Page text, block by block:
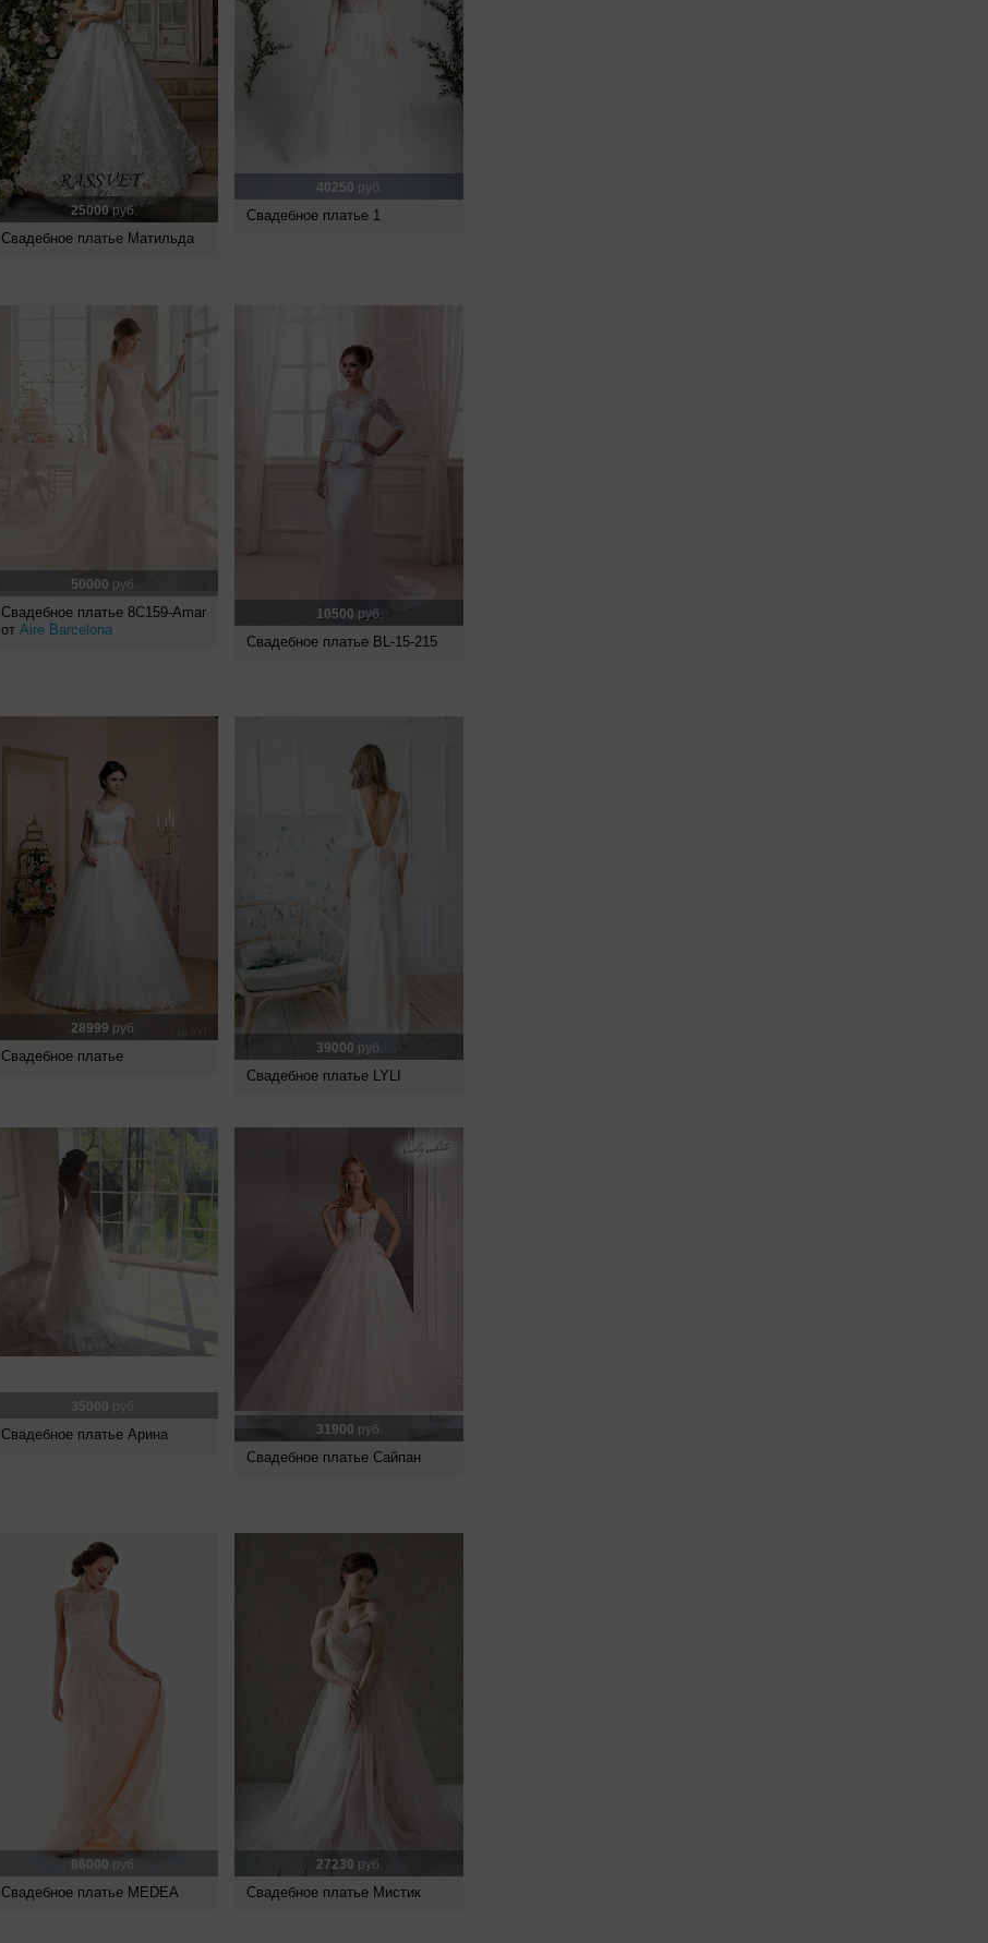
25000руб.
Свадебное платье Матильда
40250 руб.
Свадебное платье 1
50000 руб.
Свадебное платье 8C159-Amar
от Aire Barcelona
10500 руб.
Свадебное платье BL-15-215
28999 руб.
Свадебное платье 39000 руб.
Свадебное платье LYLI
35000 руб.
Свадебное платье Арина 31900 руб.
Свадебное платье Сайпан
86000 руб.
Свадебное платье MEDEA
27230 руб.
Свадебное платье Мистик